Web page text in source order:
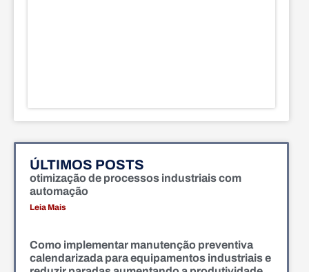
ÚLTIMOS POSTS
otimização de processos industriais com
automação
Leia Mais
Como implementar manutenção preventiva
calendarizada para equipamentos industriais e